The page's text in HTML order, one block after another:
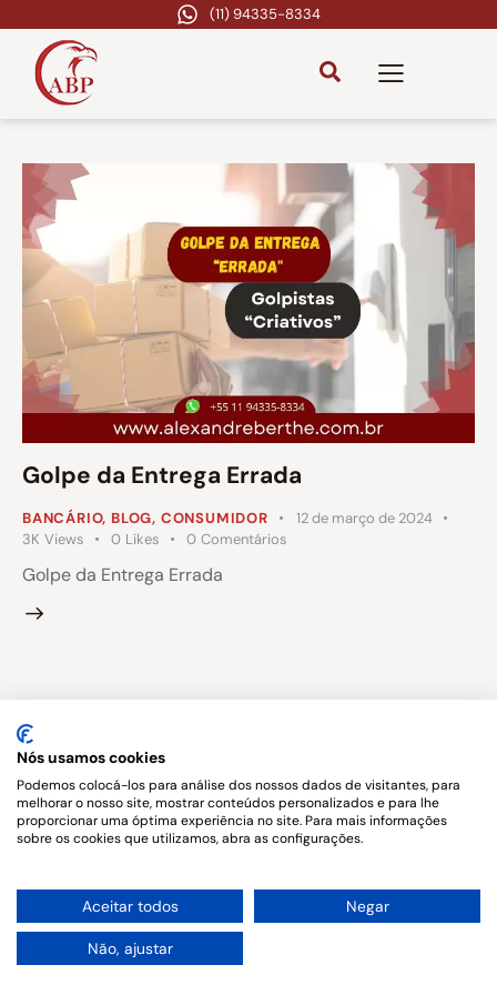
(11) 94335-8334
Golpe da Entrega Errada
BANCÁRIO, BLOG, CONSUMIDOR
12 de março de 2024
3K Views 0 Likes 0 Comentários
Golpe da Entrega Errada
Nós usamos cookies
Podemos colocá-los para análise dos nossos dados de visitantes, para
melhorar o nosso site, mostrar conteúdos personalizados e para lhe
proporcionar uma óptima experiência no site. Para mais informações
sobre os cookies que utilizamos, abra as configurações.
Aceitar todos Negar
Não, ajustar